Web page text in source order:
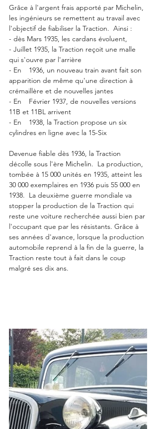
Grâce à l'argent frais apporté par Michelin,
les ingénieurs se remettent au travail avec
l'objectif de fiabiliser la Traction.  Ainsi :
- dès Mars 1935, les cardans évoluent,
- Juillet 1935, la Traction reçoit une malle
qui s'ouvre par l'arrière
- En	1936, un nouveau train avant fait son
apparition de même qu'une direction à
crémaillère et de nouvelles jantes
- En	Février 1937, de nouvelles versions
11B et 11BL arrivent
- En	1938, la Traction propose un six
cylindres en ligne avec la 15-Six
Devenue fiable dès 1936, la Traction
décolle sous l'ère Michelin.  La production,
tombée à 15 000 unités en 1935, atteint les
30 000 exemplaires en 1936 puis 55 000 en
1938.  La deuxième guerre mondiale va
stopper la production de la Traction qui
reste une voiture recherchée aussi bien par
l'occupant que par les résistants. Grâce à
ses années d'avance, lorsque la production
automobile reprend à la fin de la guerre, la
Traction reste tout à fait dans le coup
malgré ses dix ans.